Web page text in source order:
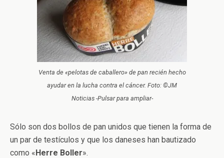
Venta de «pelotas de caballero» de pan recién hecho
ayudar en la lucha contra el cáncer. Foto: ©JM
Noticias -Pulsar para ampliar-
Sólo son dos bollos de pan unidos que tienen la forma de
un par de testículos y que los daneses han bautizado
como «Herre Boller».